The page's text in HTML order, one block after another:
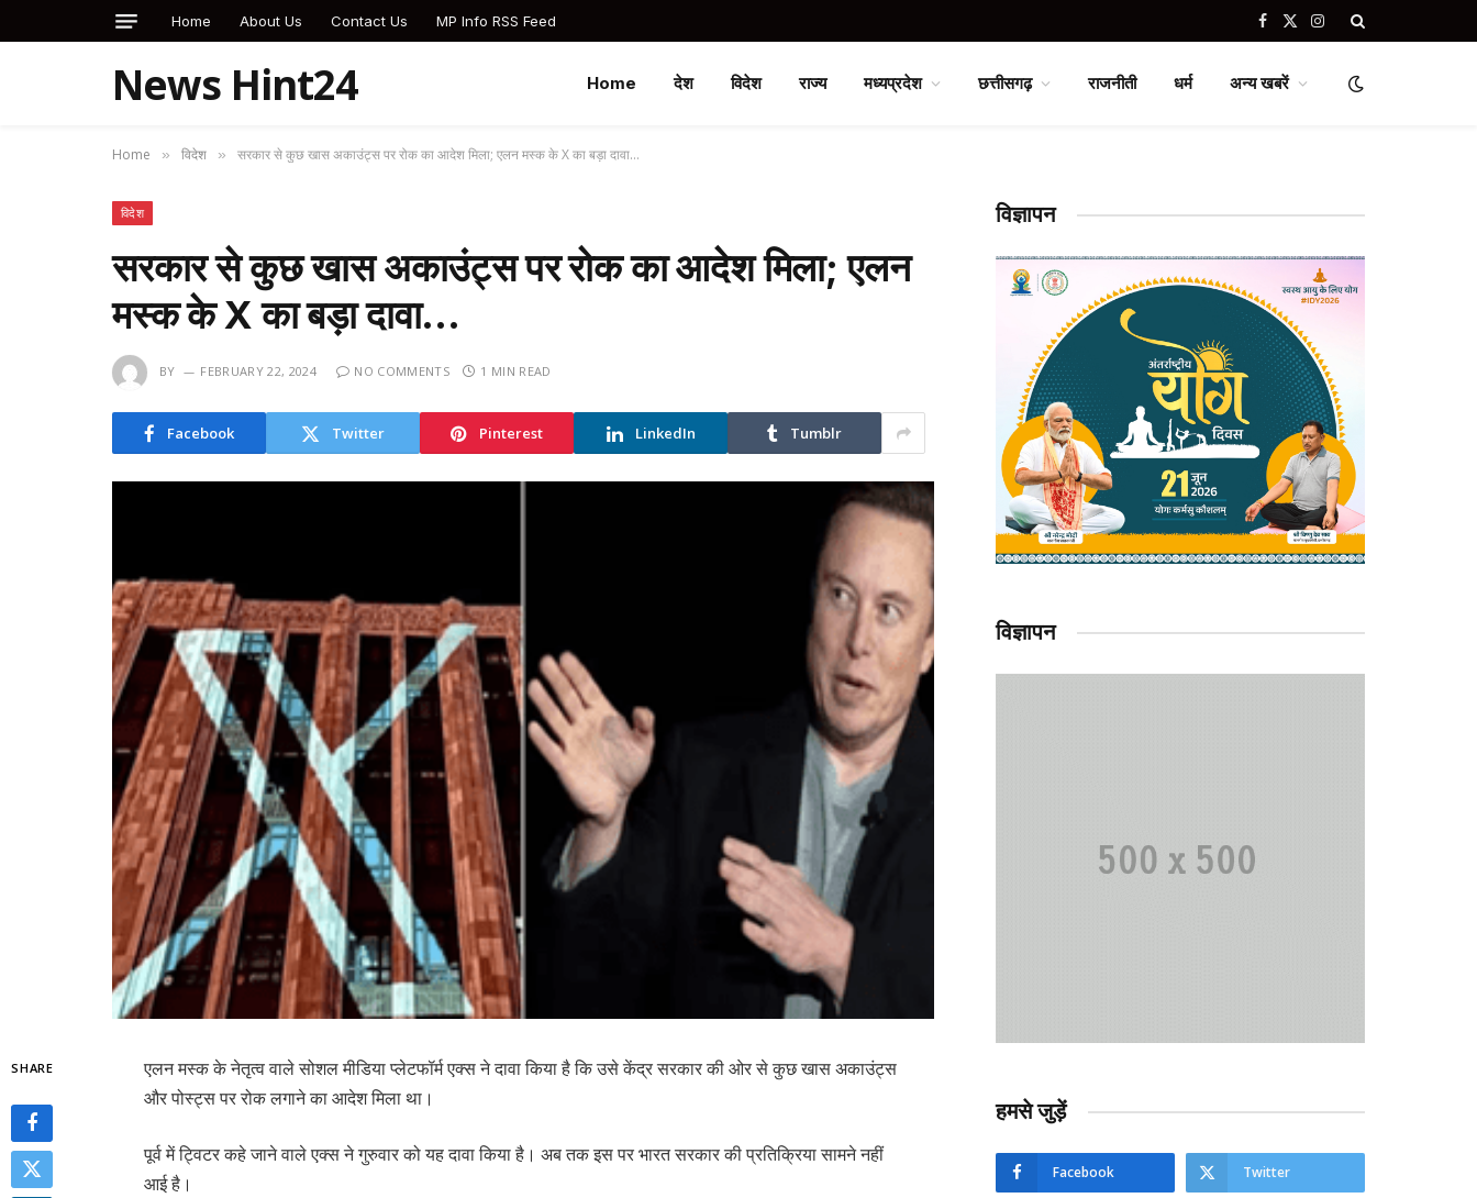
Home About Us Contact Us MP Info RSS Feed Facebook
X
Instagram
News Hint24 Home देश विदेश राज्य मध्यप्रदेश छत्तीसगढ़ राजनीती धर्म अन्य खबरें
Home » विदेश » सरकार से कुछ खास अकाउंट्स पर रोक का आदेश मिला; एलन मस्क के X का बड़ा दावा…
विदेश
सरकार से कुछ खास अकाउंट्स पर रोक का आदेश मिला; एलन
मस्क के X का बड़ा दावा…
BY FEBRUARY 22, 2024 NO COMMENTS 1 MIN READ
Facebook Twitter Pinterest LinkedIn Tumblr
SHARE
एलन मस्क के नेतृत्व वाले सोशल मीडिया प्लेटफॉर्म एक्स ने दावा किया है कि उसे केंद्र सरकार की ओर से कुछ खास अकाउंट्स
और पोस्ट्स पर रोक लगाने का आदेश मिला था।
पूर्व में ट्विटर कहे जाने वाले एक्स ने गुरुवार को यह दावा किया है। अब तक इस पर भारत सरकार की प्रतिक्रिया सामने नहीं
आई है।
विज्ञापन
विज्ञापन
हमसे जुड़ें
Facebook Twitter